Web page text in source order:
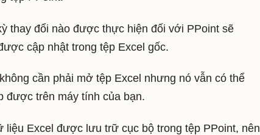
thay đổi nào được thực hiện đối với PPoint sẽ
cập nhật trong tệp Excel gốc.
cần phải mở tệp Excel nhưng nó vẫn có thể
được trên máy tính của bạn.
liệu Excel được lưu trữ cục bộ trong tệp PPoint, nên